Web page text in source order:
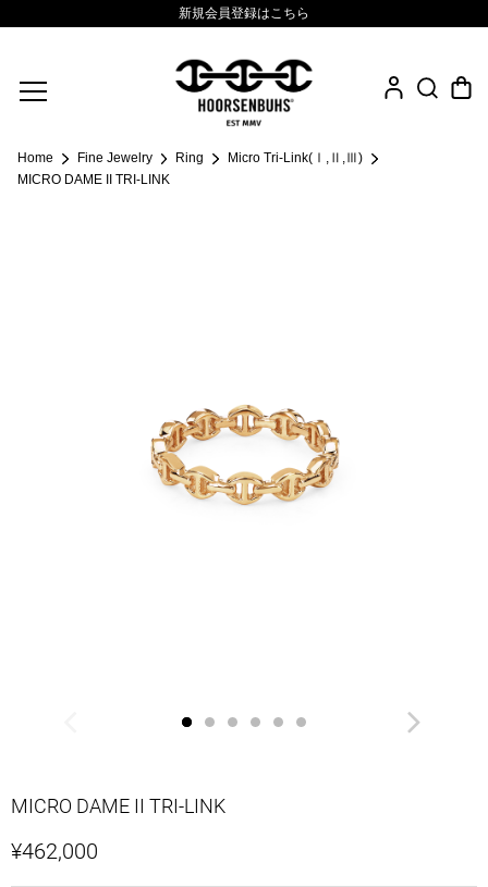
.925 Sterling
新規会員登録はこちら
Home Fine Jewelry Ring
Micro Tri-Link(Ⅰ,Ⅱ,Ⅲ)
MICRO DAME II TRI-LINK
MICRO DAME II TRI-LINK
¥462,000